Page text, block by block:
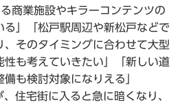
商業施設やキラーコンテンツの
る」「松戸駅周辺や新松戸などで
、そのタイミングに合わせて大型
性も考えていきたい」「新しい道
も検討対象になりえる」
住宅街に入ると急に暗くなり、